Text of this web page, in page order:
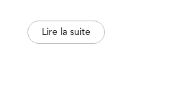
arabe et occidentale. Ce sont ces
d’adaptation que les textes ici réunis
Lire la suite